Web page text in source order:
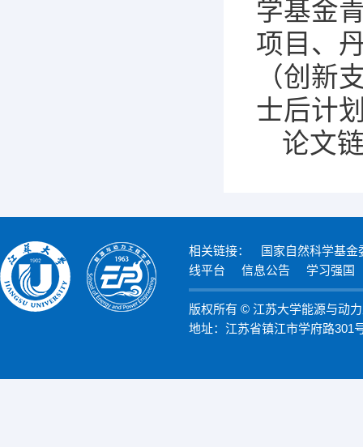
学基金
项目、
（创新
士后计
论文
相关链接：
国家自然科学基金
线平台
信息公告 学习强国
版权所有 © 江苏大学能源与动
地址：江苏省镇江市学府路301